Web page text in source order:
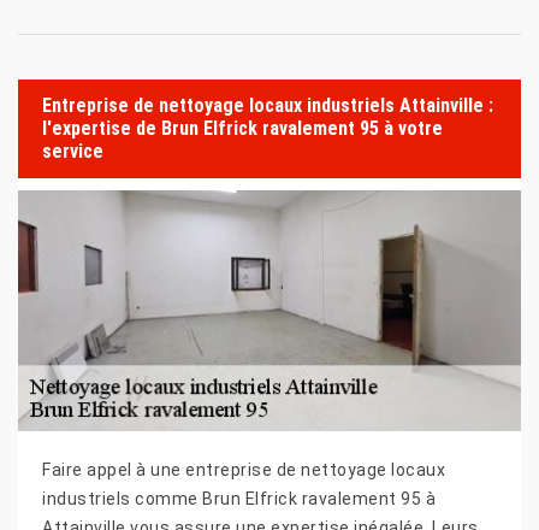
Entreprise de nettoyage locaux industriels Attainville :
l'expertise de Brun Elfrick ravalement 95 à votre
service
Faire appel à une entreprise de nettoyage locaux
industriels comme Brun Elfrick ravalement 95 à